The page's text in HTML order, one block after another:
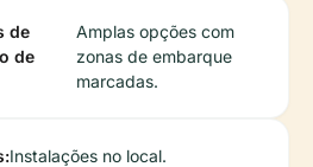
de
de
Amplas opções com
zonas de embarque
marcadas.
Instalações no local.